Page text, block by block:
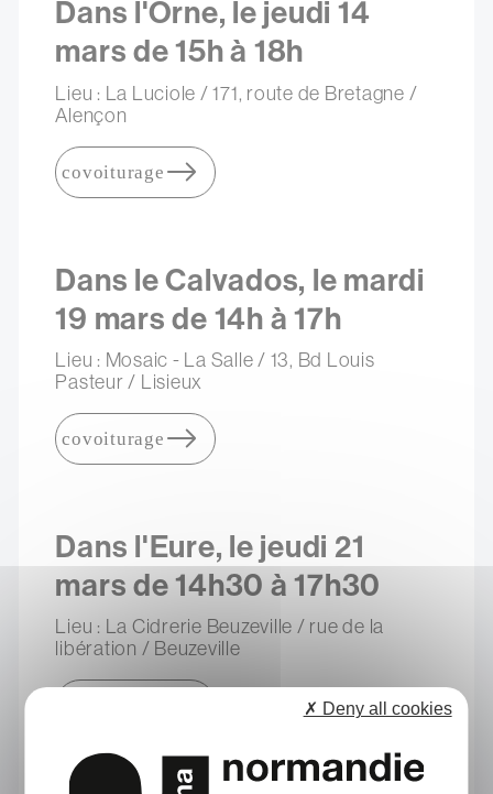
Dans l'Orne, le jeudi 14
mars de 15h à 18h
Lieu : La Luciole / 171, route de Bretagne /
Alençon
covoiturage
Dans le Calvados, le mardi
19 mars de 14h à 17h
Lieu : Mosaic - La Salle / 13, Bd Louis
Pasteur / Lisieux
covoiturage
Dans l'Eure, le jeudi 21
mars de 14h30 à 17h30
Lieu : La Cidrerie Beuzeville / rue de la
libération / Beuzeville
✗ Deny all cookies